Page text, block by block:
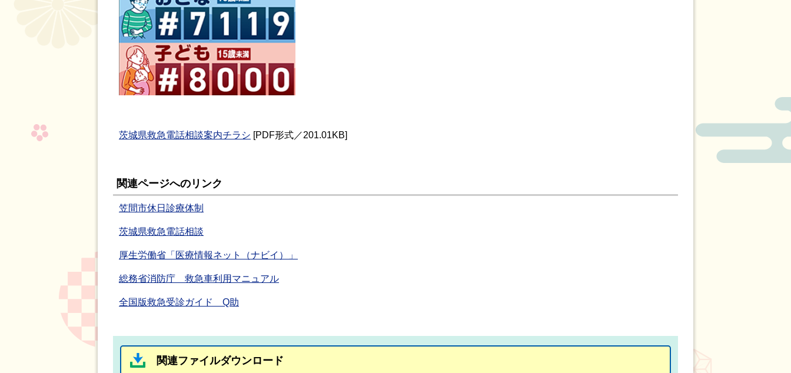
茨城県救急電話相談案内チラシ [PDF形式／201.01KB]
関連ページへのリンク
笠間市休日診療体制
茨城県救急電話相談
厚生労働省「医療情報ネット（ナビイ）」
総務省消防庁 救急車利用マニュアル
全国版救急受診ガイド Q助
関連ファイルダウンロード